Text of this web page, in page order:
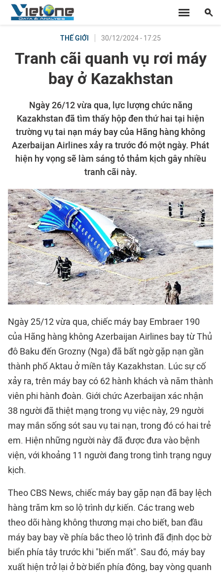
THẾ GIỚI 30/12/2024 - 17:25
Tranh cãi quanh vụ rơi máy
bay ở Kazakhstan
Ngày 26/12 vừa qua, lực lượng chức năng
Kazakhstan đã tìm thấy hộp đen thứ hai tại hiện
trường vụ tai nạn máy bay của Hãng hàng không
Azerbaijan Airlines xảy ra trước đó một ngày. Phát
hiện hy vọng sẽ làm sáng tỏ thảm kịch gây nhiều
tranh cãi này.
Ngày 25/12 vừa qua, chiếc máy bay Embraer 190
của Hãng hàng không Azerbaijan Airlines bay từ Thủ
đô Baku đến Grozny (Nga) đã bất ngờ gặp nạn gần
thành phố Aktau ở miền tây Kazakhstan. Lúc sự cố
xảy ra, trên máy bay có 62 hành khách và năm thành
viên phi hành đoàn. Giới chức Azerbaijan xác nhận
38 người đã thiệt mạng trong vụ việc này, 29 người
may mắn sống sót sau vụ tai nạn, trong đó có hai trẻ
em. Hiện những người này đã được đưa vào bệnh
viện, với khoảng 11 người đang trong tình trạng nguy
kịch.
Theo CBS News, chiếc máy bay gặp nạn đã bay lệch
hàng trăm km so lộ trình dự kiến. Các trang web
theo dõi hàng không thương mại cho biết, ban đầu
máy bay bay về phía bắc theo lộ trình đã định dọc bờ
biển phía tây trước khi "biến mất". Sau đó, máy bay
xuất hiện trở lại ở bờ biển phía đông, bay vòng quanh